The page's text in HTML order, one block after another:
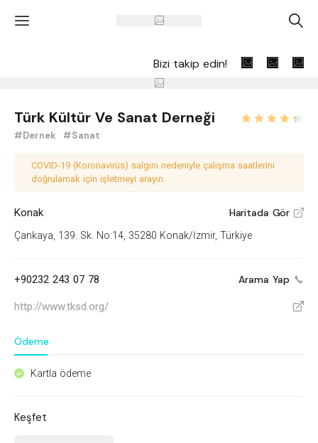
' A
Bizi takip edin!
Türk Kültür Ve Sanat Derneği
#Dernek #Sanat
COVID-19 (Koronavirüs) salgını nedeniyle çalışma saatlerini
doğrulamak için işletmeyi arayın.
Konak Haritada Gör V
Çankaya, 139. Sk. No:14, 35280 Konak/İzmir, Türkiye
+90232 243 07 78 Arama Yap
http://www.tksd.org/ V
Ödeme
^ Kartla ödeme
Keşfet